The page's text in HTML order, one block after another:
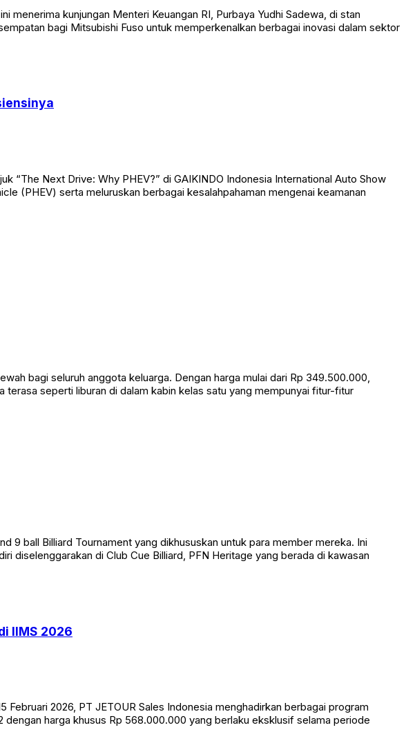
kunjungan Menteri Keuangan RI, Purbaya Yudhi Sadewa, di stan
bagi Mitsubishi Fuso untuk memperkenalkan berbagai inovasi dalam sektor
“The Next Drive: Why PHEV?” di GAIKINDO Indonesia International Auto Show
(PHEV) serta meluruskan berbagai kesalahpahaman mengenai keamanan
bagi seluruh anggota keluarga. Dengan harga mulai dari Rp 349.500.000,
terasa seperti liburan di dalam kabin kelas satu yang mempunyai fitur-fitur
9 ball Billiard Tournament yang dikhususkan untuk para member mereka. Ini
diselenggarakan di Club Cue Billiard, PFN Heritage yang berada di kawasan
IIMS 2026
2026, PT JETOUR Sales Indonesia menghadirkan berbagai program
harga khusus Rp 568.000.000 yang berlaku eksklusif selama periode